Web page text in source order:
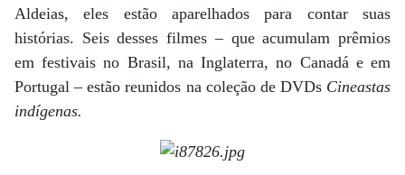
Aldeias, eles estão aparelhados para contar suas
histórias. Seis desses filmes – que acumulam prêmios
em festivais no Brasil, na Inglaterra, no Canadá e em
Portugal – estão reunidos na coleção de DVDs Cineastas
indígenas.